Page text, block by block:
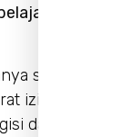
sudah
izin belajar,
dan